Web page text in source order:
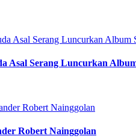
Asal Serang Luncurkan
Robert Nainggolan